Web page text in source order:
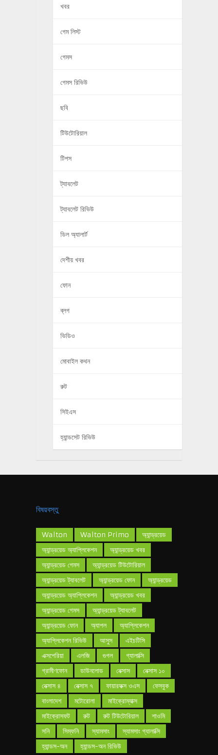
খবর
গেম লিস্ট
গেমস
গেমস রিভিউ
ছবি
টিউটোরিয়াল
টিপস
ট্যাবলেট
ট্যাবলেট রিভিউ
ডিল অ্যালার্ট
দেশীয় খবর
ফোন
ব্লগ
ভিডিও
মোবাইল কথন
রুট
সিইএস
হ্যান্ডসেট রিভিউ
বিষয়বস্তু
Walton Walton Primo
অ্যান্ড্রয়েড
অ্যান্ড্রয়েড অ্যাপ্লিকেশন
অ্যান্ড্রয়েড খবর
অ্যান্ড্রয়েড গেমস
অ্যান্ড্রয়েড টিউটোরিয়াল
অ্যান্ড্রয়েড ট্যাবলেট
অ্যান্ড্রয়েড ফোন
অ্যান্ড্রয়েড
অ্যান্ড্রয়েড অ্যাপ্লিকেশন
অ্যান্ড্রয়েড খবর
অ্যান্ড্রয়েড গেমস
অ্যান্ড্রয়েড ট্যাবলেট
অ্যান্ড্রয়েড ফোন
অ্যাপল
অ্যাপ্লিকেশন
অ্যাপ্লিকেশন রিভিউ
আসুস
এইচটিসি
এক্সপেরিয়া
এলজি গুগল
গ্যালাক্সি
গ্রামীণফোন
ডাউনলোড নেক্সাস
নেক্সাস ১০
নেক্সাস ৪
নেক্সাস ৭ ফায়ারফক্স ওএস
ফেসবুক
বাংলাদেশ
মটোরোলা
মাইক্রোম্যাক্স
মাইক্রোসফট
রুট রুট টিউটোরিয়াল
শাওমি
সনি
সিম্ফনি স্যামসাং
স্যামসাং গ্যালাক্সি
হ্যান্ডস-অন
হ্যান্ডস-অন রিভিউ